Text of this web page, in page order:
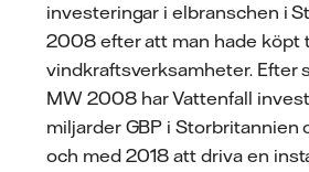
investeringar i elbranschen i
2008 efter att man hade köpt
vindkraftsverksamheter. Efter
MW 2008 har Vattenfall
miljarder GBP i Storbritannien
och med 2018 att driva en